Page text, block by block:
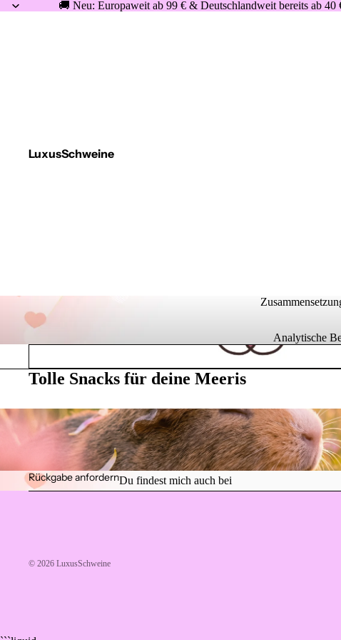
🚚 Neu: Europaweit ab 99 € & Deutschlandweit bereits ab 40
LuxusSchweine
Analytische
Tolle Snacks für deine Meeris
Rückgabe anfordernDu findest mich auch bei
© 2026 LuxusSchweine